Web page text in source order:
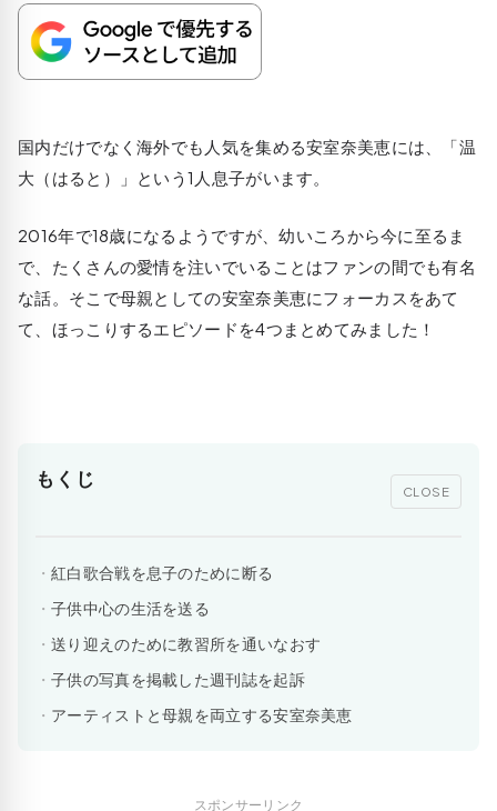
国内だけでなく海外でも人気を集める安室奈美恵には、「温
大（はると）」という1人息子がいます。
2016年で18歳になるようですが、幼いころから今に至るま
で、たくさんの愛情を注いでいることはファンの間でも有名
な話。そこで母親としての安室奈美恵にフォーカスをあて
て、ほっこりするエピソードを4つまとめてみました！
もくじ
CLOSE
紅白歌合戦を息子のために断る
子供中心の生活を送る
送り迎えのために教習所を通いなおす
子供の写真を掲載した週刊誌を起訴
アーティストと母親を両立する安室奈美恵
スポンサーリンク